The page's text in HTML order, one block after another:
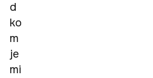
d
ko
m
je
mi